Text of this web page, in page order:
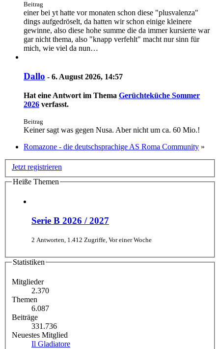
Beitrag
einer bei yt hatte vor monaten schon diese "plusvalenza"
dings aufgedröselt, da hatten wir schon einige kleinere
gewinne, also diese hohe summe die da immer kursierte war
gar nicht thema, also "knapp verfehlt" macht nur sinn für
mich, wie viel da nun…
Dallo - 6. August 2026, 14:57
Hat eine Antwort im Thema Gerüchteküche Sommer
2026 verfasst.
Beitrag
Keiner sagt was gegen Nusa. Aber nicht um ca. 60 Mio.!
Romazone - die deutschsprachige AS Roma Community »
Jetzt registrieren
Heiße Themen
Serie B 2026 / 2027
2 Antworten, 1.412 Zugriffe, Vor einer Woche
Statistiken
Mitglieder
2.370
Themen
6.087
Beiträge
331.736
Neuestes Mitglied
Il Gladiatore